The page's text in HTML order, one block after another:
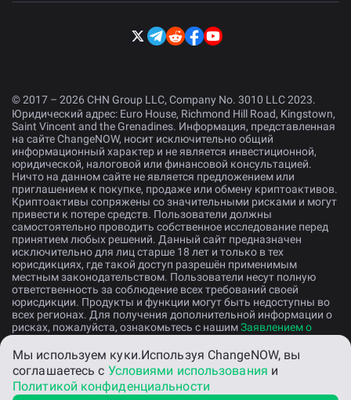
© 2017 – 2026 CHN Group LLC, Company No. 3010 LLC 2023.
Юридический адрес: Euro House, Richmond Hill Road, Kingstown,
Saint Vincent and the Grenadines. Информация, представленная
на сайте ChangeNOW, носит исключительно общий
информационный характер и не является инвестиционной,
юридической, налоговой или финансовой консультацией.
Ничто на данном сайте не является предложением или
приглашением к покупке, продаже или обмену криптоактивов.
Криптоактивы сопряжены со значительными рисками и могут
привести к потере средств. Пользователи должны
самостоятельно проводить собственное исследование перед
принятием любых решений. Данный сайт предназначен
исключительно для лиц старше 18 лет и только в тех
юрисдикциях, где такой доступ разрешён применимым
местным законодательством. Пользователи несут полную
ответственность за соблюдение всех требований своей
юрисдикции. Продукты и функции могут быть недоступны во
всех регионах. Для получения дополнительной информации о
рисках, пожалуйста, ознакомьтесь с нашимЗаявлением о
Русский
Мы используем куки.Используя ChangeNOW, вы
соглашаетесь с Условиями использования и
Политикой конфиденциальности